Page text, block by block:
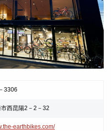
3306
西昆陽2－2－32
earthbikes.com/